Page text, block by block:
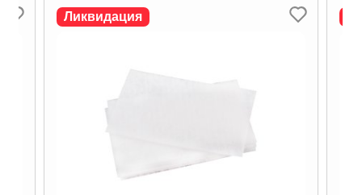
Ликвидация